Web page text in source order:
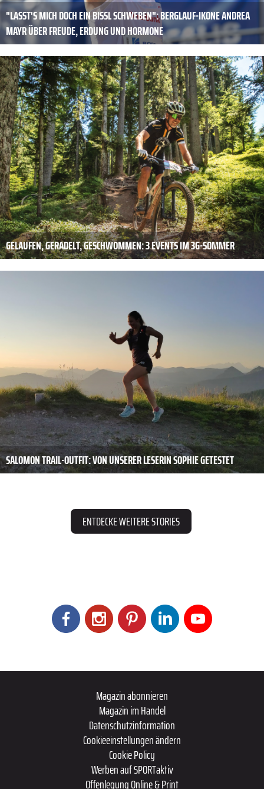
"LASST'S MICH DOCH EIN BISSL SCHWEBEN": BERGLAUF-IKONE ANDREA
MAYR ÜBER FREUDE, ERDUNG UND HORMONE
GELAUFEN, GERADELT, GESCHWOMMEN: 3 EVENTS IM 3G-SOMMER
SALOMON TRAIL-OUTFIT: VON UNSERER LESERIN SOPHIE GETESTET
ENTDECKE WEITERE STORIES
Magazin abonnieren
Magazin im Handel
Datenschutzinformation
Cookieeinstellungen ändern
Cookie Policy
Werben auf SPORTaktiv
Offenlegung Online & Print